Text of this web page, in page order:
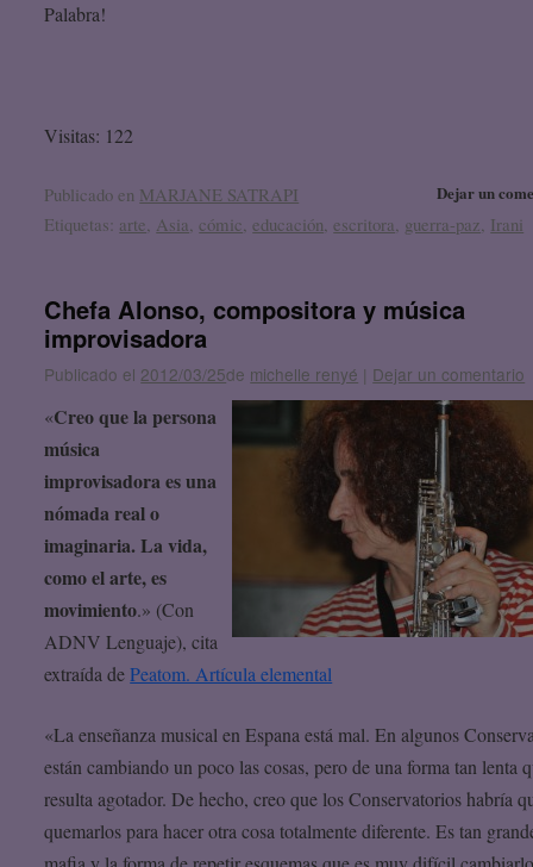
Palabra!
Visitas: 122
Dejar un
Publicado en MARJANE SATRAPI
Etiquetas: arte Asia ,cómic ,educación ,escritora guerra-paz Irani
Chefa Alonso, compositora y música
improvisadora
Publicado el 2012/03/25de michelle renyé | Dejar un comentario
«Creo que la persona
música
improvisadora es una
nómada real o
imaginaria. La vida,
como el arte, es
movimiento.» (Con
ADNV Lenguaje), cita
extraída dePeatom. Artícula elemental
«La enseñanza musical en Espana está mal. En algunos
están cambiando un poco las cosas, pero de una forma tan lenta
resulta agotador. De hecho, creo que los Conservatorios habría
quemarlos para hacer otra cosa totalmente diferente. Es tan